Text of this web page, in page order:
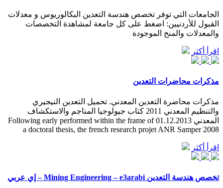
الجامعات التي توفر تخصص هندسة التعدين البكالوريوس و معدلات
القبول للأردنيين: اضغط على كل جامعة لمشاهدة التخصصات
والمعدلات والمنح الموجودة
اقرأ أكثر
مذكرات محاضرات التعدين
مذكرات محاضرة التعدين المعدني. تحميل التعدين النيجيري
والتنظيم المعدني 2011 كتاب جيولوجيا المناجم والاستكشاف
المعدني 01.12.2013 Following early performed within the frame of
a doctoral thesis, the french research projet ANR Samper 2008
اقرأ أكثر
تخصص هندسة التعدين Mining Engineering – e3arabi – إي عربي